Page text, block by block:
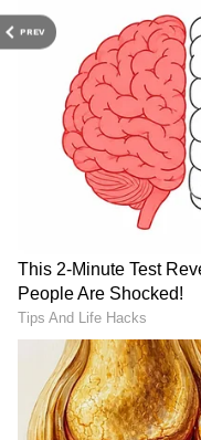
PREV
Andhra pradesh: ఏపీ
కుటుంబానికి రూ. 25 వేల
సాయం